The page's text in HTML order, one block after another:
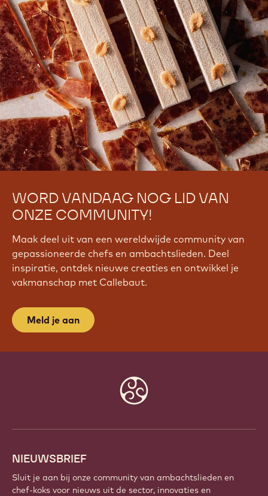
WORD VANDAAG NOG LID VAN
ONZE COMMUNITY!
Maak deel uit van een wereldwijde community van
gepassioneerde chefs en ambachtslieden. Deel
inspiratie, ontdek nieuwe creaties en ontwikkel je
vakmanschap met Callebaut.
Meld je aan
NIEUWSBRIEF
Sluit je aan bij onze community van ambachtslieden en
chef-koks voor nieuws uit de sector, innovaties en